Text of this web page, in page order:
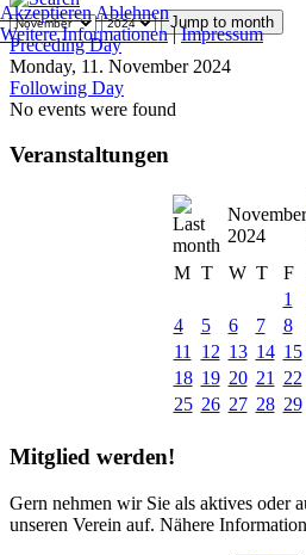
Jump to month
Preceding Day
Monday, 11. November 2024
Following Day
No events were found
Veranstaltungen
November
2024
M T W T F
1
4
5 6 7 8
11
12 13 14 15
18 19 20 21 22
25 26 27 28 29
Mitglied werden!
Gern nehmen wir Sie als aktives oder
unseren Verein auf. Nähere
AkzeptierenAblehnen
Weitere Informationen|Impressum